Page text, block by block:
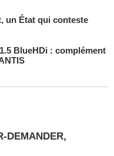
un État qui conteste
BlueHDi : complément
sur l'action
DEMANDER,